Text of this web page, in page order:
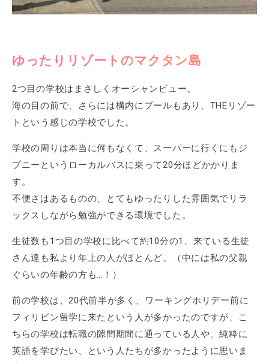
ゆったりリゾートのマクタン島
2つ目の学校はまさしくオーシャンビュー。
海の目の前で、さらには構内にプールもあり、THEリゾー
トという感じの学校でした。
学校の周りは本当に何もなくて、スーパーに行くにもジ
プニーというローカルバスに乗って20分ほどかかりま
す。
不便さはあるものの、とてもゆったりした雰囲気でリラ
ックスしながら勉強ができる環境でした。
生徒数も1つ目の学校に比べて約10分の1、来ている生徒
さん達も私より年上の人がほとんど。（中には私の父親
ぐらいの年齢の方も…！）
前の学校は、20代前半が多く、ワーキングホリデー前に
フィリピン留学に来たという人が多かったのですが、こ
ちらの学校は転職の隙間期間に通っている人や、純粋に
英語を学びたい、という人たちが多かったように思いま